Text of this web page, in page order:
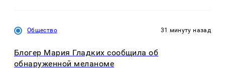
Общество 31 минуту назад
Блогер Мария Гладких сообщила об
обнаруженной меланоме